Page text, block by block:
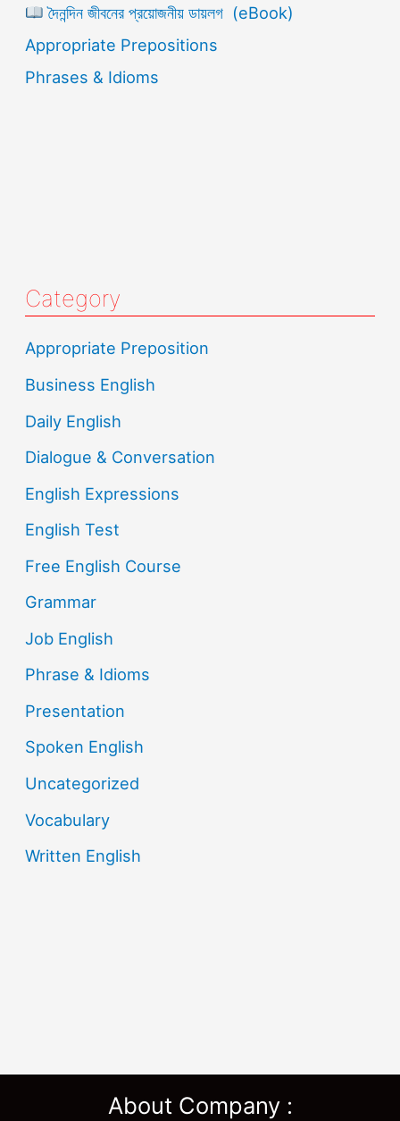
দৈনন্দিন জীবনের প্রয়োজনীয় ডায়লগ (eBook)
Appropriate Prepositions
Phrases & Idioms
Category
Appropriate Preposition
Business English
Daily English
Dialogue & Conversation
English Expressions
English Test
Free English Course
Grammar
Job English
Phrase & Idioms
Presentation
Spoken English
Uncategorized
Vocabulary
Written English
About Company :